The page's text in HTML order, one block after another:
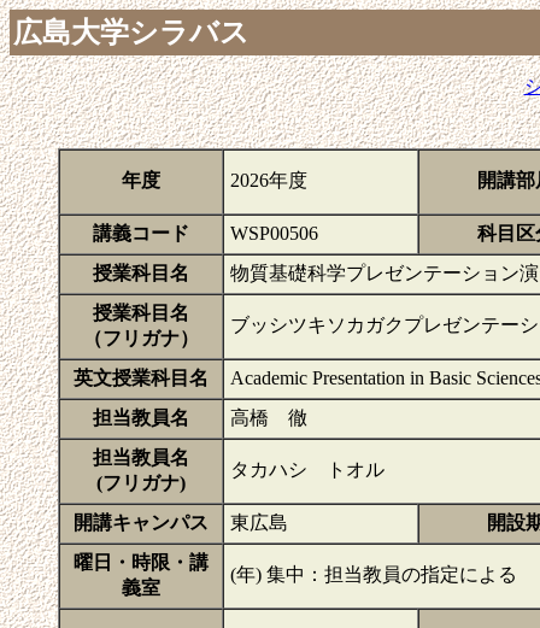
広島大学シラバス
年度 2026年度 開講部
講義コード WSP00506
科目区
授業科目名
物質基礎科学プレゼンテーション
授業科目名
（フリガナ）
ブッシツキソカガクプレゼンテー
英文授業科目名
Academic Presentation in Basic
担当教員名
高橋 徹
担当教員名
(フリガナ)
タカハシ トオル
開講キャンパス 東広島
開設
曜日・時限・講
義室
(年) 集中：担当教員の指定による